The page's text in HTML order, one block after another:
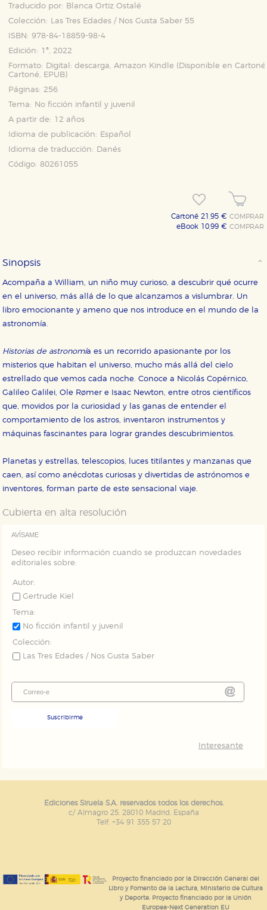
Traducido por:
Blanca Ortiz Ostalé
Colección:
Las Tres Edades / Nos Gusta Saber 55
ISBN: 978-84-18859-98-4
Edición: 1ª, 2022
Formato:
Digital: descarga, Amazon Kindle (Disponible enCartoné
Cartoné, EPUB)
Páginas: 256
Tema:
No ficción infantil y juvenil
A partir de: 12 años
Idioma de publicación:
Español
Idioma de traducción:
Danés
Código: 80261055
Cartoné 21,95 €COMPRAR
eBook 10,99 €COMPRAR
Sinopsis
Acompaña a William, un niño muy curioso, a descubrir qué ocurre
en el universo, más allá de lo que alcanzamos a vislumbrar. Un
libro emocionante y ameno que nos introduce en el mundo de la
astronomía.
Historias de astronomía es un recorrido apasionante por los
misterios que habitan el universo, mucho más allá del cielo
estrellado que vemos cada noche. Conoce a Nicolás Copérnico,
Galileo Galilei, Ole Rømer e Isaac Newton, entre otros científicos
que, movidos por la curiosidad y las ganas de entender el
comportamiento de los astros, inventaron instrumentos y
máquinas fascinantes para lograr grandes descubrimientos.
Planetas y estrellas, telescopios, luces titilantes y manzanas que
caen, así como anécdotas curiosas y divertidas de astrónomos e
inventores, forman parte de este sensacional viaje.
Cubierta en alta resolución
AVÍSAME
Deseo recibir información cuando se produzcan novedades
editoriales sobre:
Autor:
Gertrude Kiel
Tema:
No ficción infantil y juvenil
Colección:
Las Tres Edades / Nos Gusta Saber
Suscribirme
Interesante
Ediciones Siruela S.A. reservados todos los derechos.
c/ Almagro 25. 28010 Madrid. España
Telf. +34 91 355 57 20
Proyecto financiado por la Dirección General del
Libro y Fomento de la Lectura, Ministerio de Cultura
y Deporte. Proyecto financiado por la Unión
Europea-Next Generation EU
CONFIGURACIÓN DE COOKIES
Estas cookies son necesarias para que nuestro sitio
web funcione y no es posible deshabilitarlas desde
nuestro sistema. Es posible hacerlo desde el
correctamente.
Cookies de rendimiento y analíticas
Estas cookies se utilizan para mejorar su experiencia
nuestro sitio web. Almacenan configuraciones de
servicios para que no tenga que reconfigurarlos cada
tanto, es anónima.
Cookies de publicidad y redes sociales
publicitarios y se utilizan para mostrar publicidad
relevante para sus intereses en otros sitios. No
almacenan directamente información personal sino
que se basan en la identificación única de su
GUARDAR CONFIGURACIÓN
Puede consultar nuestra